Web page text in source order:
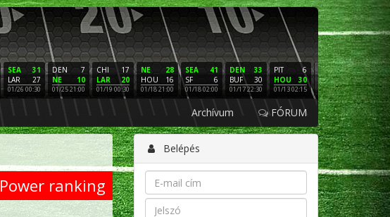
31
SEA
27
LAR
01/26 00:30
7
DEN
10
NE
01/25 21:00
17
CHI
20
LAR
01/19 00:30
28
NE
16
HOU
01/18 21:00
41
SEA
6
SF
01/18 02:00
33
DEN
30
BUF
01/17 22:30
6
PIT
30
HOU
01/13 02:15
16
NE
3
LAC
01/12 02:00
PHI
SF
01/11
Archívum FÓRUM
Power ranking
Belépés